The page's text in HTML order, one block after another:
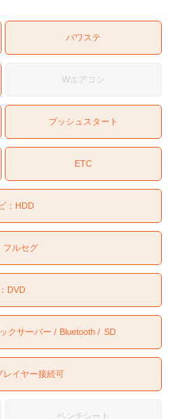
パワステ
Wエアコン
プッシュスタート
ETC
： HDD
フルセグ
DVD
クサーバー Bluetooth SD
レイヤー接続可
ベンチシート